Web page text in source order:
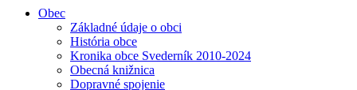
Obec
Základné údaje o obci
História obce
Kronika obce Svederník 2010-2024
Obecná knižnica
Dopravné spojenie